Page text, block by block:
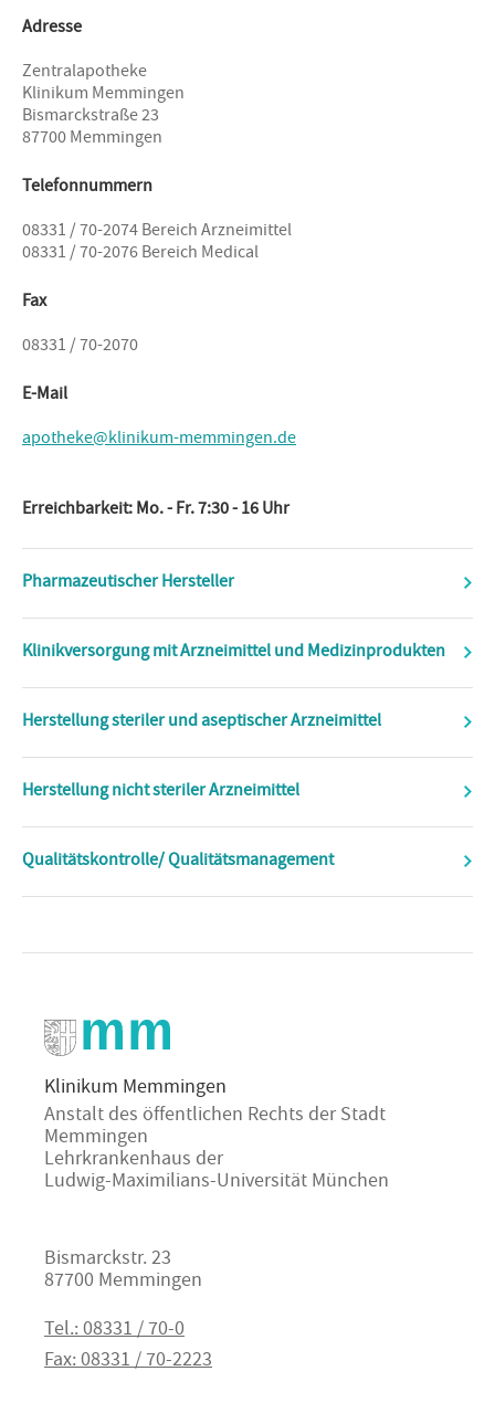
Adresse
Zentralapotheke
Klinikum Memmingen
Bismarckstraße 23
87700 Memmingen
Telefonnummern
08331 / 70-2074 Bereich Arzneimittel
08331 / 70-2076 Bereich Medical
Fax
08331 / 70-2070
E-Mail
apotheke@klinikum-memmingen.de
Erreichbarkeit: Mo. - Fr. 7:30 - 16 Uhr
Pharmazeutischer Hersteller
Klinikversorgung mit Arzneimittel und Medizinprodukten
Herstellung steriler und aseptischer Arzneimittel
Herstellung nicht steriler Arzneimittel
Qualitätskontrolle/ Qualitätsmanagement
Klinikum Memmingen
Anstalt des öffentlichen Rechts der Stadt
Memmingen
Lehrkrankenhaus der
Ludwig-Maximilians-Universität München
Bismarckstr. 23
87700 Memmingen
Tel.: 08331 / 70-0
Fax: 08331 / 70-2223